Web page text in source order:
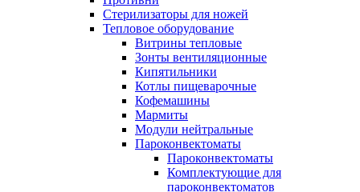
Стерилизаторы для ножей
Тепловое оборудование
Витрины тепловые
Зонты вентиляционные
Кипятильники
Котлы пищеварочные
Кофемашины
Мармиты
Модули нейтральные
Пароконвектоматы
Пароконвектоматы
Комплектующие для
пароконвектоматов